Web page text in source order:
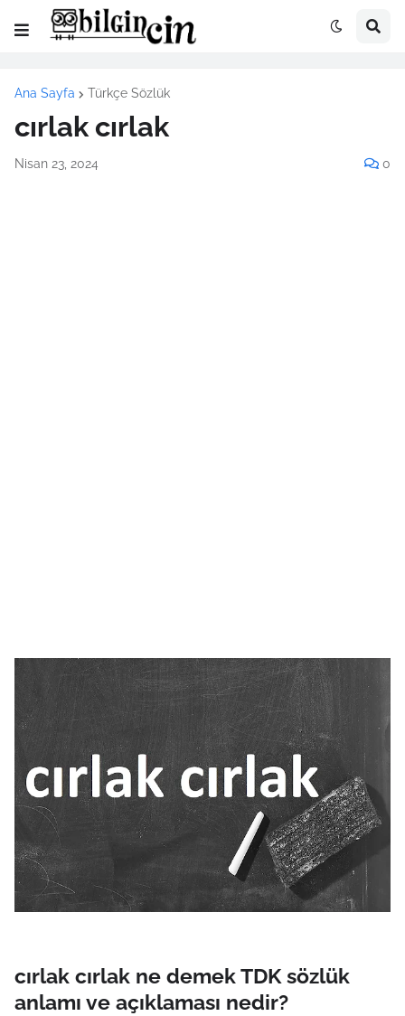
Ana Sayfa Türkçe Sözlük
cırlak cırlak
Nisan 23, 2024 0
cırlak cırlak ne demek TDK sözlük
anlamı ve açıklaması nedir?